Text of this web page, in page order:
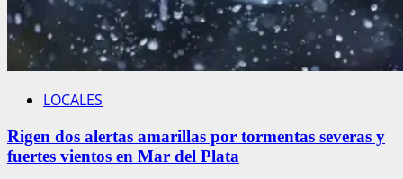
LOCALES
Rigen dos alertas amarillas por tormentas severas y
fuertes vientos en Mar del Plata